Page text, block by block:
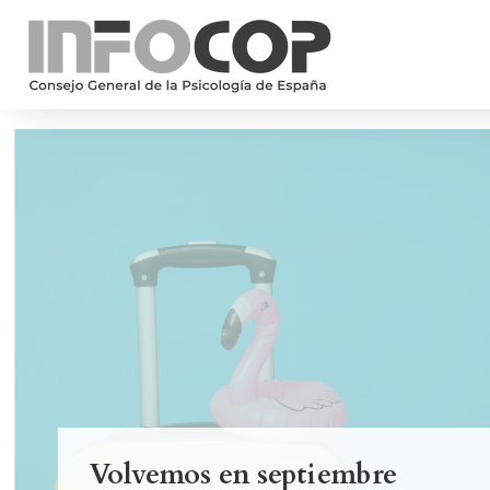
Volvemos en septiembre